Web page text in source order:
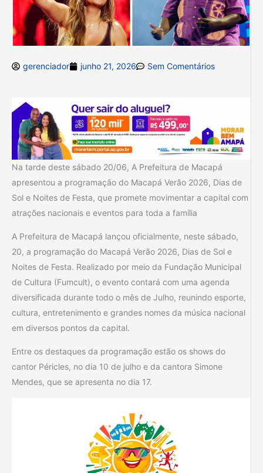
gerenciador junho 21, 2026 Sem Comentários
Na tarde deste sábado 20/06, A Prefeitura de Macapá
apresentou a programação do Macapá Verão 2026, Dias de
Sol e Noites de Festa, que promete movimentar a capital com
atrações nacionais e eventos para toda a família
A Prefeitura de Macapá lançou oficialmente, neste sábado,
20, a programação do Macapá Verão 2026, Dias de Sol e
Noites de Festa. Realizado por meio da Fundação Municipal
de Cultura (Fumcult), o evento contará com uma agenda
diversificada durante todo o mês de Julho, reunindo esporte,
cultura, entretenimento e grandes nomes da música nacional
em diversos pontos da capital.
Entre os destaques da programação estão os shows do
cantor Péricles, no dia 10 de julho e da cantora Simone
Mendes, que se apresenta no dia 17.